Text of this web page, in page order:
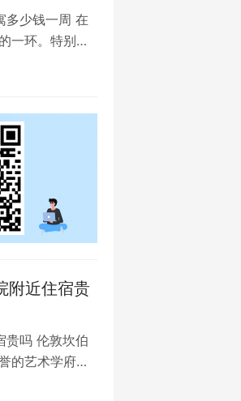
多少钱一周 在
一环。特别是
附近住宿贵
贵吗 伦敦坎伯
的艺术学府，